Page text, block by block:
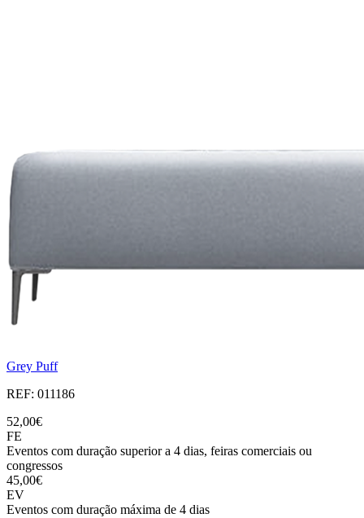
Grey Puff
REF: 011186
52,00€
FE
Eventos com duração superior a 4 dias, feiras comerciais ou
congressos
45,00€
EV
Eventos com duração máxima de 4 dias